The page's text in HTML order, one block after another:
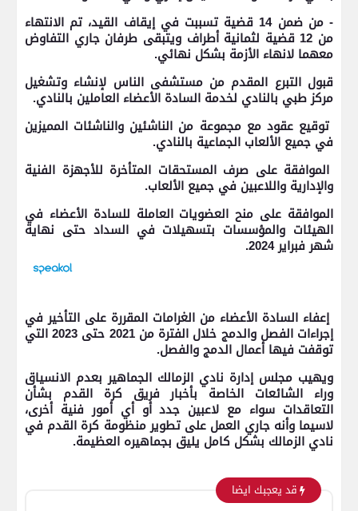
- من ضمن 14 قضية تسببت في إيقاف القيد، تم الانتهاء
من 12 قضية لثمانية أطراف ويتبقى طرفان جاري التفاوض
معهما لانهاء الأزمة بشكل نهائي.
قبول التبرع المقدم من مستشفى الناس لإنشاء وتشغيل
مركز طبي بالنادي لخدمة السادة الأعضاء العاملين بالنادي.
توقيع عقود مع مجموعة من الناشئين والناشئات المميزين
في جميع الألعاب الجماعية بالنادي.
الموافقة على صرف المستحقات المتأخرة للأجهزة الفنية
والإدارية واللاعبين في جميع الألعاب.
الموافقة على منح العضويات العاملة للسادة الأعضاء في
الهيئات والمؤسسات بتسهيلات في السداد حتى نهاية
شهر فبراير 2024.
إعفاء السادة الأعضاء من الغرامات المقررة على التأخير في
إجراءات الفصل والدمج خلال الفترة من 2021 حتى 2023 التي
توقفت فيها أعمال الدمج والفصل.
ويهيب مجلس إدارة نادي الزمالك الجماهير بعدم الانسياق
وراء الشائعات الخاصة بأخبار فريقكرة القدم بشأن
التعاقدات سواء مع لاعبين جدد أو أي أمور فنية أخرى،
لاسيما وأنه جاري العمل على تطوير منظومة كرة القدم في
نادي الزمالك بشكل كامل يليق بجماهيره العظيمة.
قد يعجبك ايضا